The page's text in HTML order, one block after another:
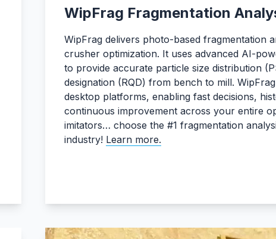
WipFrag Fragmentation
WipFrag delivers photo-based fragmentation
crusher optimization. It uses advanced AI-
to provide accurate particle size distribution
designation (RQD) from bench to mill.
desktop platforms, enabling fast decisions,
continuous improvement across your entire
imitators… choose the #1 fragmentation
industry! Learn more.